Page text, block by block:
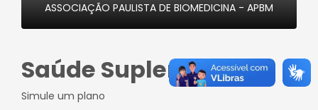
ASSOCIAÇÃO PAULISTA DE BIOMEDICINA - APBM
Saúde Suplementar
Simule um plano